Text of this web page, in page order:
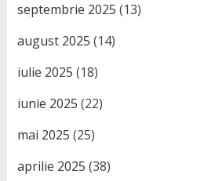
septembrie 2025 (13)
august 2025 (14)
iulie 2025 (18)
iunie 2025 (22)
mai 2025 (25)
aprilie 2025 (38)